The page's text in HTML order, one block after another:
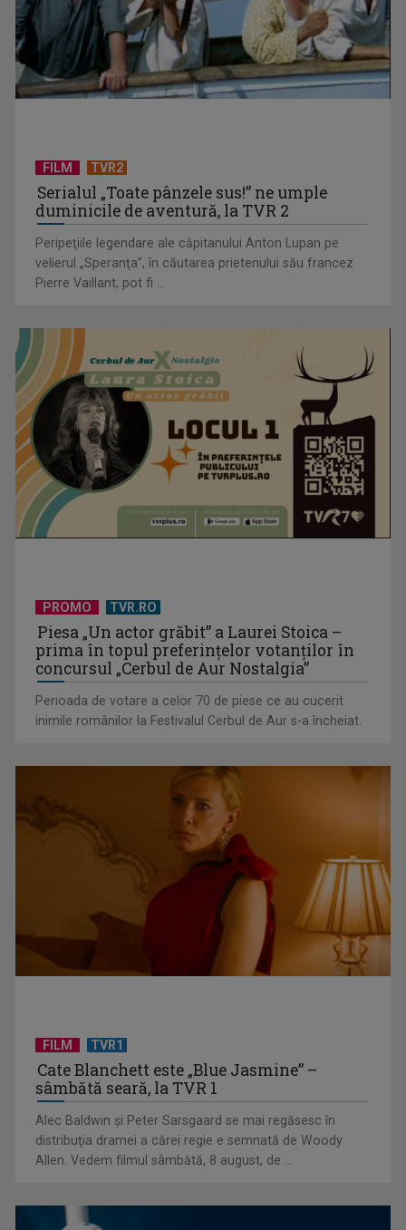
CM 2026: Etapa a 3-a, în perioada 24-28 iunie
Spectacolul rezistenței, ambiției și performanței!
David Popovici atacă o performanţă istorică la Europene. În
Spectacol total la TVR: David Popovici și tricolorii luptă
pentru aur la ...
CONCACAF respinge planul FIFA de privatizare parțială a
activităților comerciale
FILM TVR2
Serialul „Toate pânzele sus!” ne umple
duminicile de aventură, la TVR 2
Peripeţiile legendare ale căpitanului Anton Lupan pe
velierul „Speranţa”, în căutarea prietenului său francez
Pierre Vaillant, pot fi ...
PROMO TVR.RO
Piesa „Un actor grăbit” a Laurei Stoica –
prima în topul preferinţelor votanţilor în
concursul „Cerbul de Aur Nostalgia”
Perioada de votare a celor 70 de piese ce au cucerit
inimile românilor la Festivalul Cerbul de Aur s-a încheiat.
FILM TVR1
Cate Blanchett este „Blue Jasmine” –
sâmbătă seară, la TVR 1
Alec Baldwin şi Peter Sarsgaard se mai regăsesc în
distribuţia dramei a cărei regie e semnată de Woody
Allen. Vedem filmul sâmbătă, 8 august, de ...